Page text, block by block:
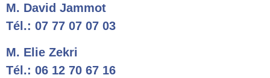
M. David Jammot
Tél.: 07 77 07 07 03
M. Elie Zekri
Tél.: 06 12 70 67 16